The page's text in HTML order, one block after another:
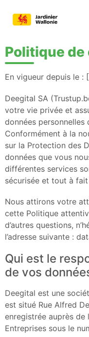
Politique
En vigueur depuis le :
Deegital SA
votre vie privée et
données personnelles
Conformément à la
sur la Protection des
données que vous
différentes services
sécurisée et tout à
Nous attirons votre
cette Politique
d’autres questions,
l’adresse suivante :
Qui est le
de vos
Deegital est une
est situé Rue Alfred
enregistrée auprès de
Entreprises sous le